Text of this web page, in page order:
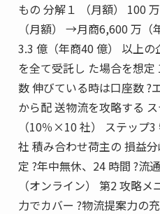
もの 分解１ （月額） 100
（月額） →月商6,600 万
3.3 億（年商40 億） 以上
を全て受託し た場合を想
数 伸びている時は口座数 ?
から配 送物流を攻略する
（10％×10 社） ステップ
社 積み合わせ荷主の 損益
定 ?年中無休、24 時間 ?流
（オンライン） 第2 攻略
力でカバー ?物流提案力の